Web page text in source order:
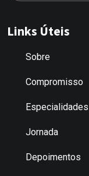
Links Úteis
Sobre
Compromisso
Especialidades
Jornada
Depoimentos